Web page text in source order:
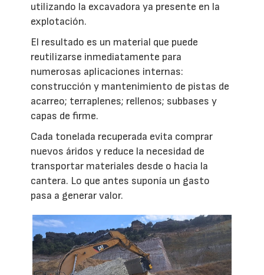
utilizando la excavadora ya presente en la
explotación.
El resultado es un material que puede
reutilizarse inmediatamente para
numerosas aplicaciones internas:
construcción y mantenimiento de pistas de
acarreo; terraplenes; rellenos; subbases y
capas de firme.
Cada tonelada recuperada evita comprar
nuevos áridos y reduce la necesidad de
transportar materiales desde o hacia la
cantera. Lo que antes suponía un gasto
pasa a generar valor.